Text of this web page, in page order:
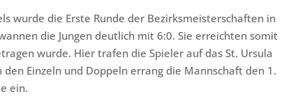
wurde die Erste Runde der Bezirksmeisterschaften in
die Jungen deutlich mit 6:0. Sie erreichten somit
wurde. Hier trafen die Spieler auf das St. Ursula
Einzeln und Doppeln errang die Mannschaft den 1.
ein.